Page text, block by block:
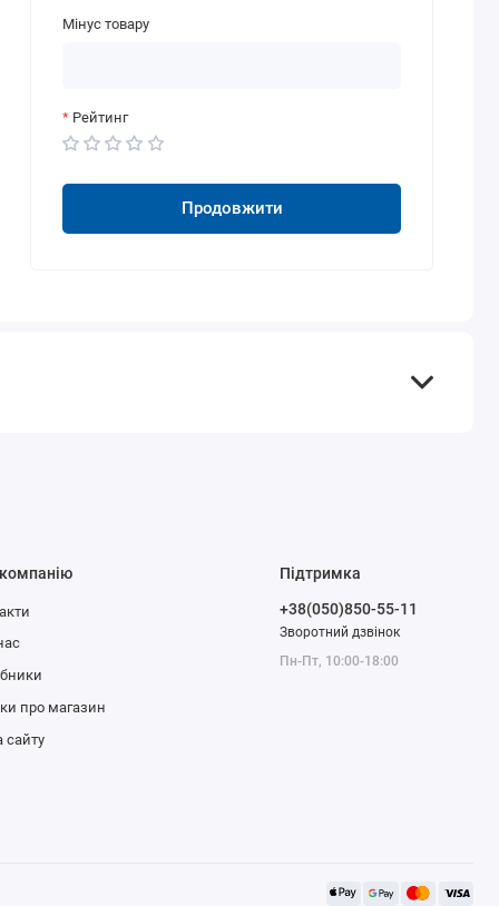
Мінус товару
Рейтинг
Продовжити
про магазин
сайту
Підтримка
+38(050)850-55-11
Зворотний дзвінок
Пн-Пт, 10:00-18:00